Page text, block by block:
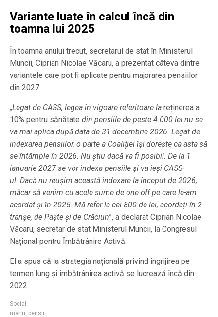
Variante luate în calcul încă din
toamna lui 2025
În toamna anului trecut, secretarul de stat în Ministerul
Muncii, Ciprian Nicolae Văcaru, a prezentat câteva dintre
variantele care pot fi aplicate pentru majorarea pensiilor
din 2027.
„Legat de CASS, legea în vigoare referitoare la reținerea a
10% pentru sănătate din pensiile de peste 4.000 lei nu se
va mai aplica după data de 31 decembrie 2026. Legat de
indexarea pensiilor, o parte a Coaliției își dorește ca asta să
se întâmple în 2026. Nu știu dacă va fi posibil. De la 1
ianuarie 2027 se vor indexa pensiile și va ieși CASS-
ul. Dacă nu reușim această indexare la început de 2026,
măcar să venim cu acele sume de one off pe care le-am
acordat și în 2025. Mă refer la cei 800 de lei, acordați în 2
tranșe, de Paște și de Crăciun”, a declarat Ciprian Nicolae
Văcaru, secretar de stat Ministerul Muncii, la Congresul
Național pentru Îmbătrânire Activă.
El a spus că la strategia națională privind îngrijirea pe
termen lung și îmbătrânirea activă se lucrează încă din
2022.
Social
mariri pensii